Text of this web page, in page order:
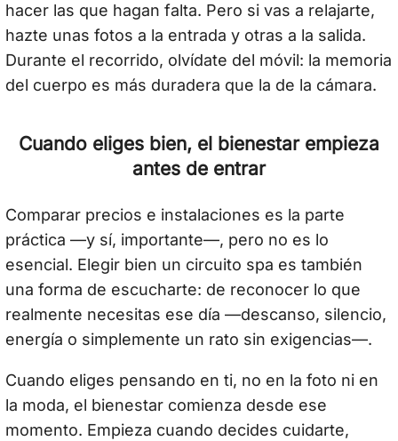
hacer las que hagan falta. Pero si vas a relajarte,
hazte unas fotos a la entrada y otras a la salida.
Durante el recorrido, olvídate del móvil: la memoria
del cuerpo es más duradera que la de la cámara.
Cuando eliges bien, el bienestar empieza
antes de entrar
Comparar precios e instalaciones es la parte
práctica —y sí, importante—, pero no es lo
esencial. Elegir bien un circuito spa es también
una forma de escucharte: de reconocer lo que
realmente necesitas ese día —descanso, silencio,
energía o simplemente un rato sin exigencias—.
Cuando eliges pensando en ti, no en la foto ni en
la moda, el bienestar comienza desde ese
momento. Empieza cuando decides cuidarte,